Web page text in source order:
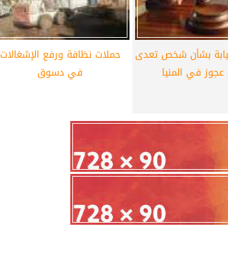
بشأن شخص تعدى
في المنيا
حملات نظافة ورفع الإشغالات
في دسوق